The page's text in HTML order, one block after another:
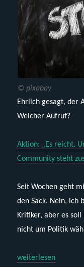
© pixabay
Ehrlich gesagt, der
Welcher Aufruf?
Aktion: „Es reicht.
Community steht
Seit Wochen geht
den Sack. Nein, ich
Kritiker, aber es
nicht um Politik
„Corona, Händler
weiterlesen